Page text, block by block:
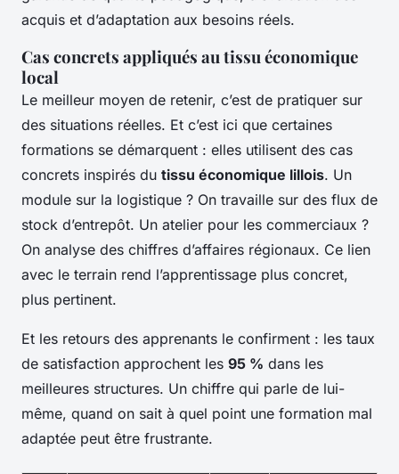
acquis et d’adaptation aux besoins réels.
Cas concrets appliqués au tissu économique
local
Le meilleur moyen de retenir, c’est de pratiquer sur
des situations réelles. Et c’est ici que certaines
formations se démarquent : elles utilisent des cas
concrets inspirés du tissu économique lillois. Un
module sur la logistique ? On travaille sur des flux de
stock d’entrepôt. Un atelier pour les commerciaux ?
On analyse des chiffres d’affaires régionaux. Ce lien
avec le terrain rend l’apprentissage plus concret,
plus pertinent.
Et les retours des apprenants le confirment : les taux
de satisfaction approchent les 95 % dans les
meilleures structures. Un chiffre qui parle de lui-
même, quand on sait à quel point une formation mal
adaptée peut être frustrante.